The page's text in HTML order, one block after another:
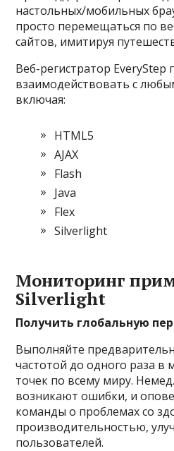
настольных/мобильных
просто перемещаться по
сайтов, имитируя
Веб-регистратор EveryStep
взаимодействовать с
включая:
HTML5
AJAX
Flash
Java
Flex
Silverlight
Мониторинг
Silverlight
Получить глобальную
Выполняйте
частотой до одного раза в
точек по всему миру.
возникают ошибки, и
команды о проблемах со
производительностью,
пользователей.